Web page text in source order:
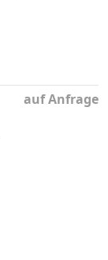
auf Anfrage